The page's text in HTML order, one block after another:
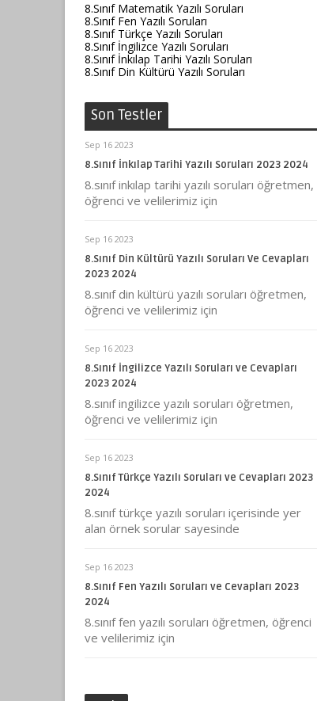
8.Sınıf Matematik Yazılı Soruları
8.Sınıf Fen Yazılı Soruları
8.Sınıf Türkçe Yazılı Soruları
8.Sınıf İngilizce Yazılı Soruları
8.Sınıf İnkılap Tarihi Yazılı Soruları
8.Sınıf Din Kültürü Yazılı Soruları
Son Testler
Sep 16 2023
8.Sınıf İnkılap Tarihi Yazılı Soruları 2023 2024
8.sınıf inkılap tarihi yazılı soruları öğretmen,
öğrenci ve velilerimiz için
Sep 16 2023
8.Sınıf Din Kültürü Yazılı Soruları Ve Cevapları
2023 2024
8.sınıf din kültürü yazılı soruları öğretmen,
öğrenci ve velilerimiz için
Sep 16 2023
8.Sınıf İngilizce Yazılı Soruları ve Cevapları
2023 2024
8.sınıf ingilizce yazılı soruları öğretmen,
öğrenci ve velilerimiz için
Sep 16 2023
8.Sınıf Türkçe Yazılı Soruları ve Cevapları 2023
2024
8.sınıf türkçe yazılı soruları içerisinde yer
alan örnek sorular sayesinde
Sep 16 2023
8.Sınıf Fen Yazılı Soruları ve Cevapları 2023
2024
8.sınıf fen yazılı soruları öğretmen, öğrenci
ve velilerimiz için